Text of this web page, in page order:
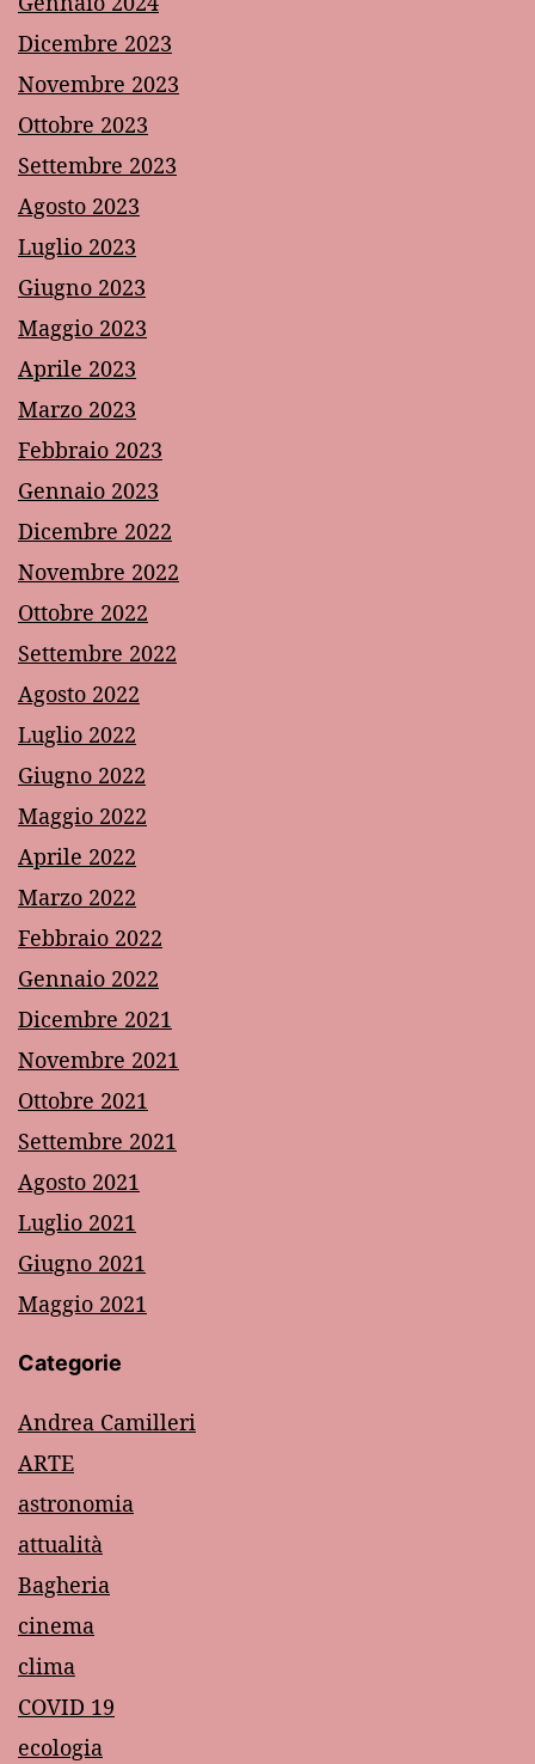
Dicembre 2023
Novembre 2023
Ottobre 2023
Settembre 2023
Agosto 2023
Luglio 2023
Giugno 2023
Maggio 2023
Aprile 2023
Marzo 2023
Febbraio 2023
Gennaio 2023
Dicembre 2022
Novembre 2022
Ottobre 2022
Settembre 2022
Agosto 2022
Luglio 2022
Giugno 2022
Maggio 2022
Aprile 2022
Marzo 2022
Febbraio 2022
Gennaio 2022
Dicembre 2021
Novembre 2021
Ottobre 2021
Settembre 2021
Agosto 2021
Luglio 2021
Giugno 2021
Maggio 2021
Categorie
Andrea Camilleri
ARTE
astronomia
attualità
Bagheria
cinema
clima
COVID 19
ecologia